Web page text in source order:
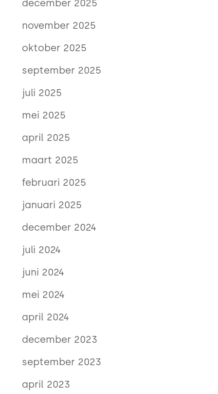
december 2025
november 2025
oktober 2025
september 2025
juli 2025
mei 2025
april 2025
maart 2025
februari 2025
januari 2025
december 2024
juli 2024
juni 2024
mei 2024
april 2024
december 2023
september 2023
april 2023